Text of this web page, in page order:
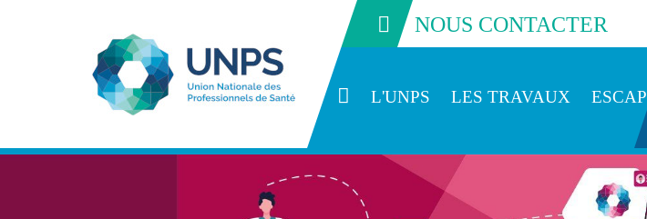
NOUS CONTACTER
L'UNPS LES TRAVAUX ESCAP
SYNDICATS